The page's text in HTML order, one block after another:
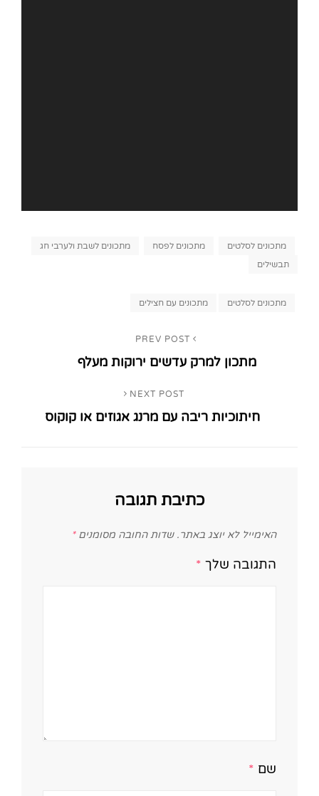
Categories
מתכונים לסלטים מתכונים לפסח
מתכונים לשבת ולערבי חג
תבשילים
Tags,מתכונים לסלטים מתכונים עם חצילים
PREV POST
מתכון למרק עדשים ירוקות מעלף
Post
NEXT POST
חיתוכיות ריבה עם מרנג אגוזים או קוקוס
כתיבת תגובה
האימייל לא יוצג באתר. שדות החובה מסומנים*
התגובה שלך *
שם *